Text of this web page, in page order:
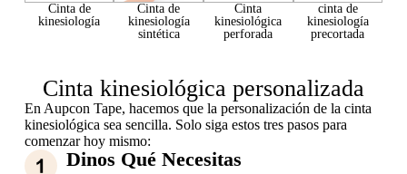
Cinta de
kinesiología
Cinta de
kinesiología
sintética
Cinta
kinesiológica
perforada
cinta de
kinesiología
precortada
Cinta kinesiológica personalizada
En Aupcon Tape, hacemos que la personalización de la cinta
kinesiológica sea sencilla. Solo siga estos tres pasos para
comenzar hoy mismo:
Dinos Qué Necesitas